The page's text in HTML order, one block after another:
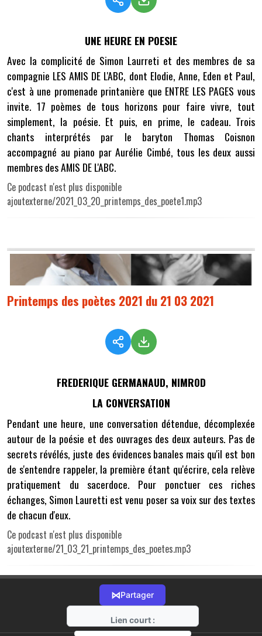
UNE HEURE EN POESIE
Avec la complicité de Simon Laurreti et des membres de sa
compagnie LES AMIS DE L'ABC, dont Elodie, Anne, Eden et Paul,
c'est à une promenade printanière que ENTRE LES PAGES vous
invite. 17 poèmes de tous horizons pour faire vivre, tout
simplement, la poésie. Et puis, en prime, le cadeau. Trois
chants interprétés par le baryton Thomas Coisnon
accompagné au piano par Aurélie Cimbé, tous les deux aussi
membres des AMIS DE L'ABC.
Ce podcast n'est plus disponible
ajoutexterne/2021_03_20_printemps_des_poete1.mp3
Printemps des poètes 2021 du 21 03 2021
FREDERIQUE GERMANAUD, NIMROD
LA CONVERSATION
Pendant une heure, une conversation détendue, décomplexée
autour de la poésie et des ouvrages des deux auteurs. Pas de
secrets révélés, juste des évidences banales mais qu'il est bon
de s'entendre rappeler, la première étant qu'écrire, cela relève
pratiquement du sacerdoce. Pour ponctuer ces riches
échanges, Simon Lauretti est venu poser sa voix sur des textes
de chacun d'eux.
Ce podcast n'est plus disponible
ajoutexterne/21_03_21_printemps_des_poetes.mp3
⋈Partager
Lien court :